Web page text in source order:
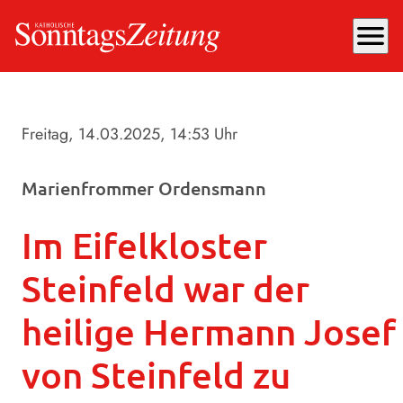
menu
Freitag, 14.03.2025, 14:53 Uhr
Marienfrommer Ordensmann
Im Eifelkloster
Steinfeld war der
heilige Hermann Josef
von Steinfeld zu